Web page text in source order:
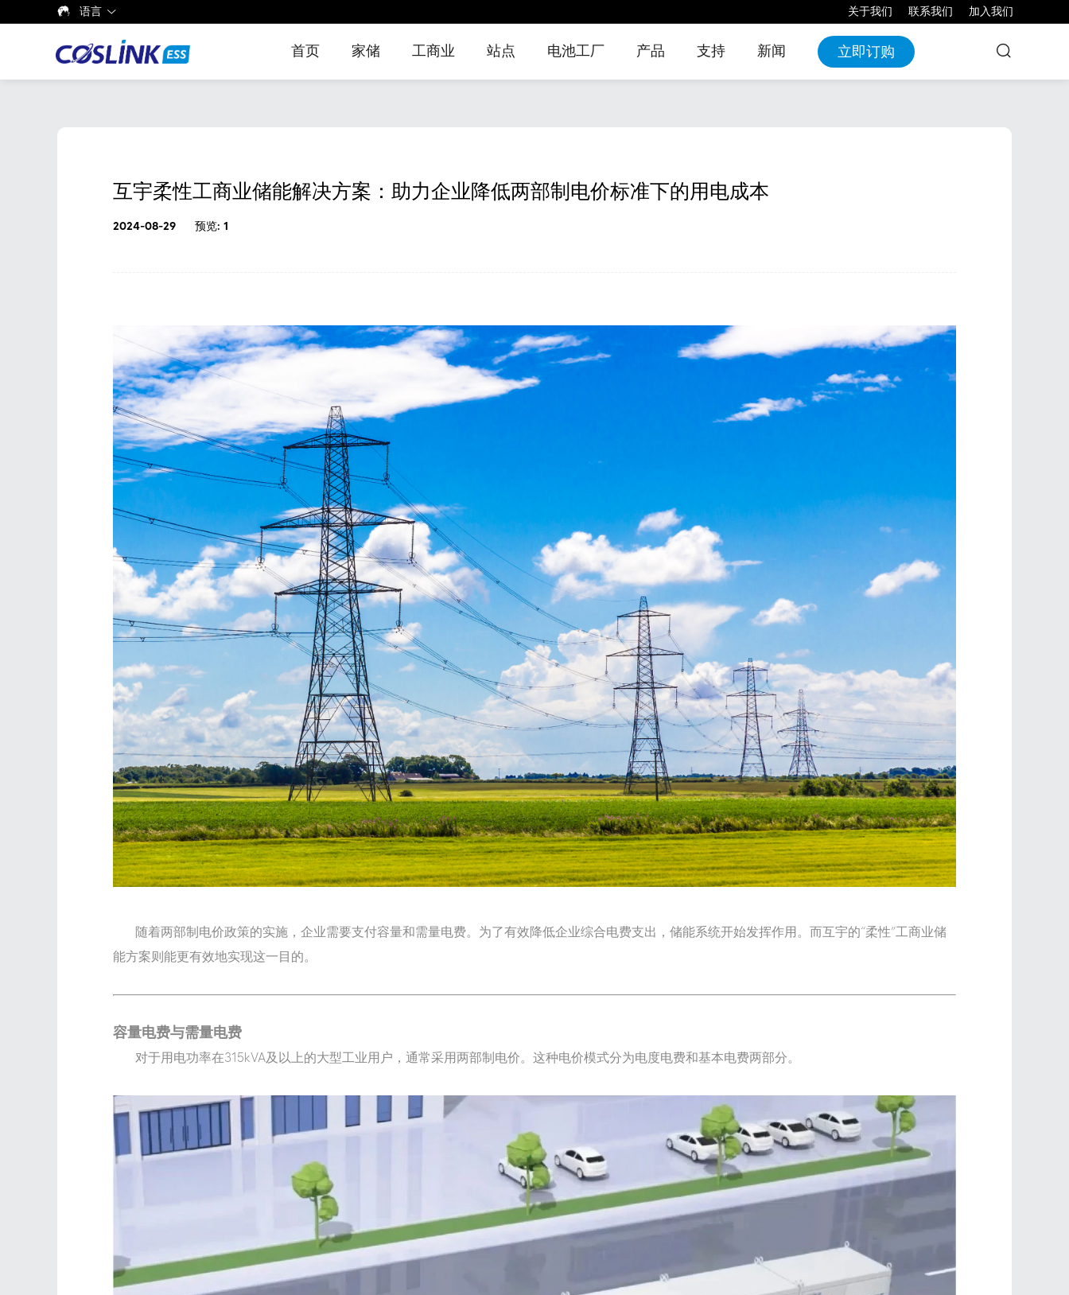
语言 关于我们 联系我们 加入我们
首页 家储
户用储能系统
池柜
池系统
工商业
列分布式光储一
体柜
列分布式电源控
制集装箱
列分布式电源控
制柜
能柜
列分布式液冷储
站点
BS48V系列智能
锂电池
化储能柜
化电源系统
站电源
电池工厂 产品 支持 新闻 立即订购
互宇柔性工商业储能解决方案：助力企业降低两部制电价标准下的用电成本
2024-08-29 预览: 1
随着两部制电价政策的实施， 企业需要支付容量和需量电费。 为了有效降低企业综合电费支出，储能系统开始发挥作用。而互宇的“柔性”工商业储
能方案则能更有效地实现这一目的。
容量电费与需量电费
对于用电功率在315kVA及以上的大型工业用户，通常采用两部制电价。这种电价模式分为电度电费和基本电费两部分。